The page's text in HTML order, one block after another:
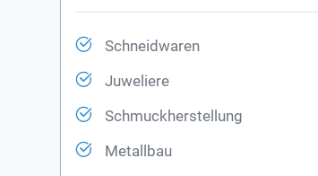
Schneidwaren
Juweliere
Schmuckherstellung
Metallbau